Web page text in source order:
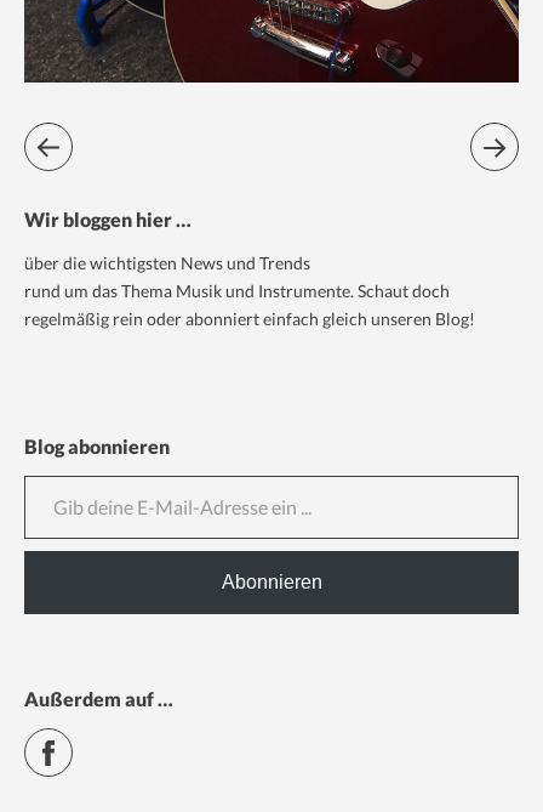
Wir bloggen hier …
über die wichtigsten News und Trends
rund um das Thema Musik und Instrumente. Schaut doch
regelmäßig rein oder abonniert einfach gleich unseren Blog!
Blog abonnieren
Gib deine E-Mail-Adresse ein ...
Abonnieren
Außerdem auf …
Facebook